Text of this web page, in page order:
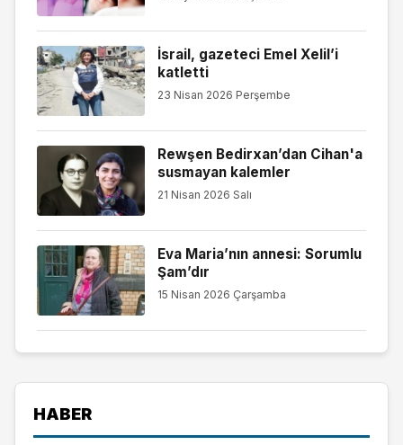
İsrail, gazeteci Emel Xelil’i
katletti
23 Nisan 2026 Perşembe
Rewşen Bedirxan’dan Cihan'a
susmayan kalemler
21 Nisan 2026 Salı
Eva Maria’nın annesi: Sorumlu
Şam’dır
15 Nisan 2026 Çarşamba
HABER